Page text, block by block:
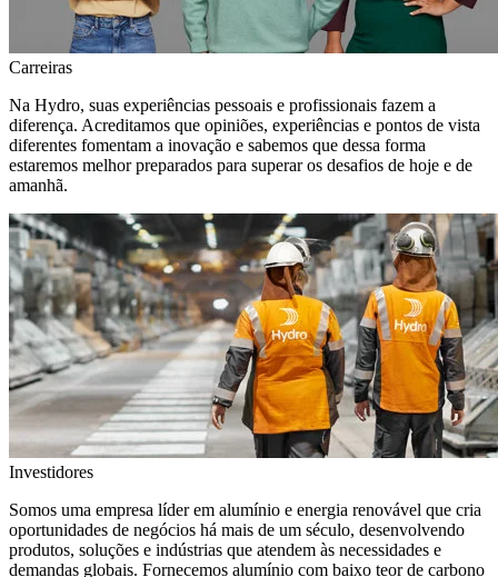
Carreiras
Na Hydro, suas experiências pessoais e profissionais fazem a
diferença. Acreditamos que opiniões, experiências e pontos de vista
diferentes fomentam a inovação e sabemos que dessa forma
estaremos melhor preparados para superar os desafios de hoje e de
amanhã.
Investidores
Somos uma empresa líder em alumínio e energia renovável que cria
oportunidades de negócios há mais de um século, desenvolvendo
produtos, soluções e indústrias que atendem às necessidades e
demandas globais. Fornecemos alumínio com baixo teor de carbono